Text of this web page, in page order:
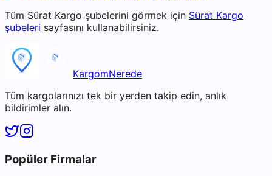
Tüm Sürat Kargo şubelerini görmek için Sürat Kargo
şubeleri sayfasını kullanabilirsiniz.
KargomNerede
Tüm kargolarınızı tek bir yerden takip edin, anlık
bildirimler alın.
Popüler Firmalar